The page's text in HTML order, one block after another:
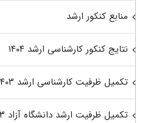
منابع کنکور ارشد
نتایج کنکور کارشناسی ارشد ۱۴۰۴
تکمیل ظرفیت کارشناسی ارشد ۱۴۰۳
تکمیل ظرفیت ارشد دانشگاه آزاد ۱۴۰۳